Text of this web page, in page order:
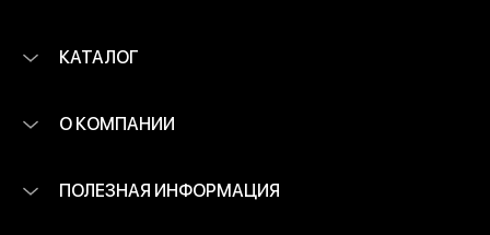
КАТАЛОГ
О КОМПАНИИ
ПОЛЕЗНАЯ ИНФОРМАЦИЯ